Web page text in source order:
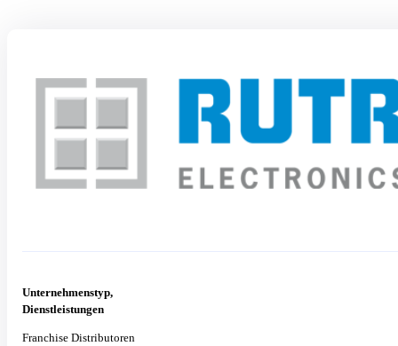
Unternehmenstyp,
Dienstleistungen
Franchise Distributoren